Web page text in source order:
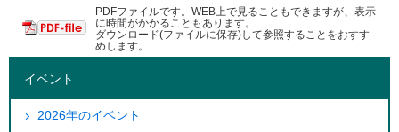
PDFファイルです。WEB上で見ることもできますが、表示
に時間がかかることもあります。
ダウンロード(ファイルに保存)して参照することをおすす
めします。
イベント
2026年のイベント